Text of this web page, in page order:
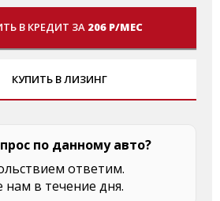
В КРЕДИТ ЗА 206 Р/МЕС
КУПИТЬ В ЛИЗИНГ
по данному авто?
ответим.
нам в течение дня.